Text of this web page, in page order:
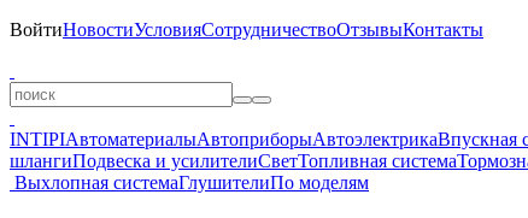
ВойтиНовостиУсловияСотрудничествоОтзывыКонтакты
INTIPIАвтоматериалыАвтоприборыАвтоэлектрикаВпускная
шлангиПодвеска и усилителиСветТопливная система
Выхлопная системаГлушителиПо моделям